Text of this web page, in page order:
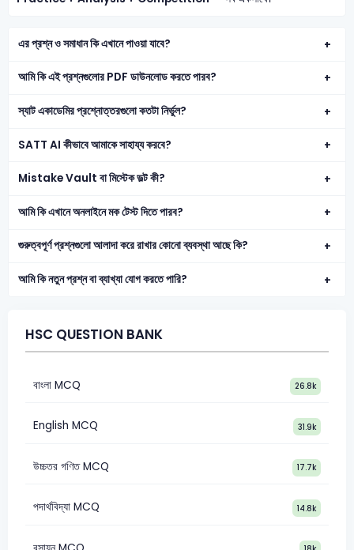
এর প্রশ্ন ও সমাধান কি এখানে পাওয়া যাবে?
আমি কি এই প্রশ্নগুলোর PDF ডাউনলোড করতে পারব?
স্যাট একাডেমির প্রশ্নোত্তরগুলো কতটা নির্ভুল?
SATT AI কীভাবে আমাকে সাহায্য করবে?
Mistake Vault বা মিস্টেক ভল্ট কী?
আমি কি এখানে অনলাইনে মক টেস্ট দিতে পারব?
গুরুত্বপূর্ণ প্রশ্নগুলো আলাদা করে রাখার কোনো ব্যবস্থা আছে কি?
আমি কি নতুন প্রশ্ন বা ব্যাখ্যা যোগ করতে পারি?
HSC QUESTION BANK
বাংলা MCQ 26.8k
English MCQ 31.9k
উচ্চতর গণিত MCQ 17.7k
পদার্থবিদ্যা MCQ 14.8k